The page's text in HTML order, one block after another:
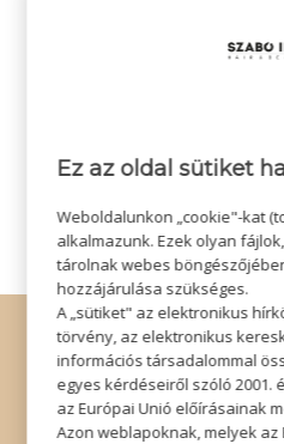
© Copyright - Szabó Imre Hair &
Impresszum
| Adatkezelési
Ez az oldal sütiket
Weboldalunkon „cookie"-kat
alkalmazunk. Ezek olyan
tárolnak webes
hozzájárulása szükséges.
A „sütiket" az elektronikus
törvény, az elektronikus
információs társadalommal
egyes kérdéseiről szóló 2001.
az Európai Unió előírásainak
Azon weblapoknak, melyek